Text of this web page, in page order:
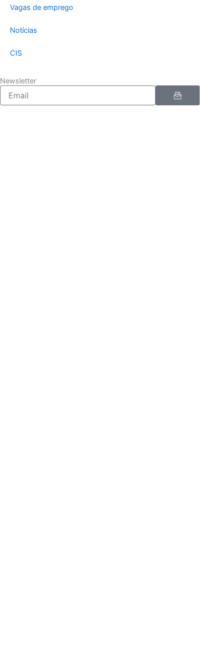
Vagas de emprego
Notícias
CIS
Newsletter
Enviar